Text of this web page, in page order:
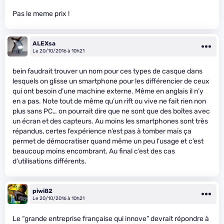
Pas le meme prix !
ALEXsa
Le 20/10/2016 à 10h21
bein faudrait trouver un nom pour ces types de casque dans
lesquels on glisse un smartphone pour les différencier de ceux
qui ont besoin d’une machine externe. Même en anglais il n’y
en a pas. Note tout de même qu’un rift ou vive ne fait rien non
plus sans PC… on pourrait dire que ne sont que des boîtes avec
un écran et des capteurs. Au moins les smartphones sont très
répandus, certes l’expérience n’est pas à tomber mais ça
permet de démocratiser quand même un peu l’usage et c’est
beaucoup moins encombrant. Au final c’est des cas
d’utilisations différents.
piwi82
Le 20/10/2016 à 10h21
Le “grande entreprise française qui innove” devrait répondre à